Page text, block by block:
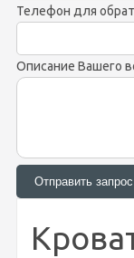
Телефон для
Описание Вашего